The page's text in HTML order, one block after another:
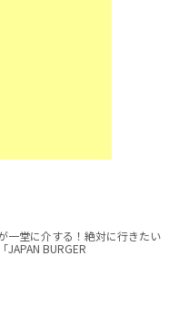
一堂に介する！絶対に行きたい
BURGER